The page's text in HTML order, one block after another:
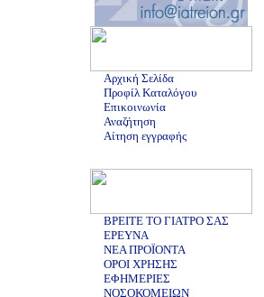
Αρχική Σελίδα
Προφίλ Καταλόγου
Επικοινωνία
Αναζήτηση
Αίτηση εγγραφής
ΒΡΕΙΤΕ ΤΟ ΓΙΑΤΡΟ ΣΑΣ
ΕΡΕΥΝΑ
ΝΕΑ ΠΡΟΪΟΝΤΑ
ΟΡΟΙ ΧΡΗΣΗΣ
ΕΦΗΜΕΡΙΕΣ
ΝΟΣΟΚΟΜΕΙΩΝ